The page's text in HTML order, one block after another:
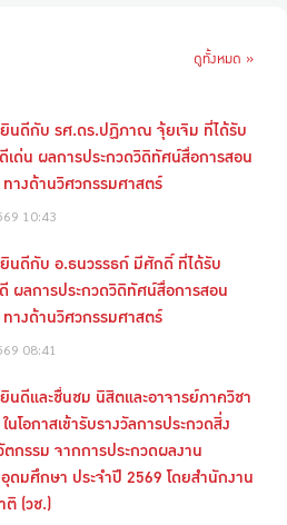
ดูทั้งหมด »
นดีกับ รศ.ดร.ปฏิภาณ จุ้ยเจิม ที่ได้รับ
เด่น ผลการประกวดวิดิทัศน์สื่อการสอน
างด้านวิศวกรรมศาสตร์
10:43
นดีกับ อ.ธนวรรธก์ มีศักดิ์ ที่ได้รับ
ผลการประกวดวิดิทัศน์สื่อการสอน
างด้านวิศวกรรมศาสตร์
08:41
นดีและชื่นชม นิสิตและอาจารย์ภาควิชา
โอกาสเข้ารับรางวัลการประกวดสิ่ง
ตกรรม จากการประกวดผลงาน
ดมศึกษา ประจำปี 2569 โดยสำนักงาน
ติ (วช.)